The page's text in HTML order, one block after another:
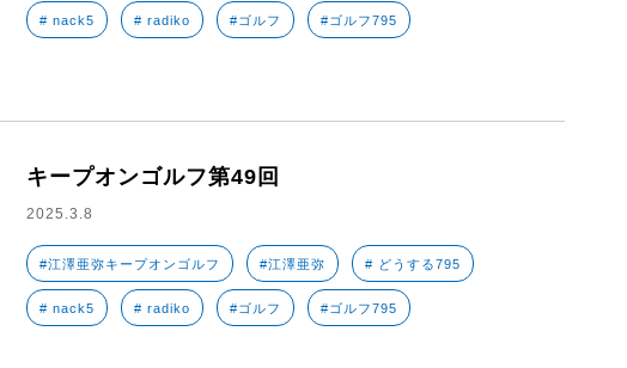
# nack5 # radiko #ゴルフ #ゴルフ795
キープオンゴルフ第49回
2025.3.8
#江澤亜弥キープオンゴルフ #江澤亜弥 # どうする795
# nack5 # radiko #ゴルフ #ゴルフ795